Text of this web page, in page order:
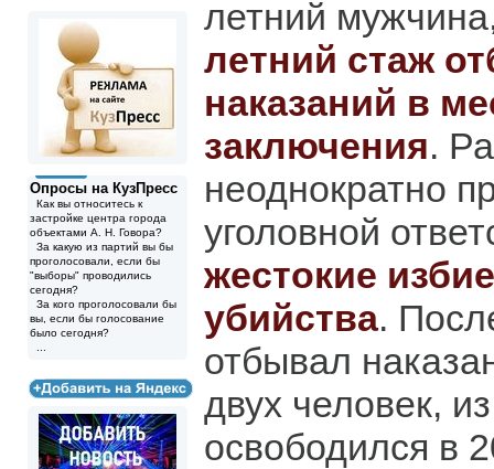
Опросы на КузПресс
Как вы относитесь к
застройке центра города
объектами А. Н. Говора?
За какую из партий вы бы
проголосовали, если бы
"выборы" проводились
сегодня?
За кого проголосовали бы
вы, если бы голосование
было сегодня?
летний
летний стаж
наказаний в
заключения.
неоднократно
уголовной
жестокие
убийства.
отбывал
двух человек,
освободился в